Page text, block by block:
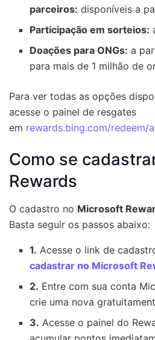
parceiros: disponíveis a
Participação em sorteios:
Doações para ONGs: a
para mais de 1 milhão de
Para ver todas as opções
acesse o painel de resgates
em rewards.bing.com/redeem/
Como se
Rewards
O cadastro no Microsoft
Basta seguir os passos abaixo:
1. Acesse o link de
cadastrar no Microsoft
2. Entre com sua conta
crie uma nova
3. Acesse o painel do